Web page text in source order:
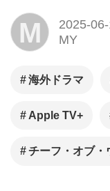
M
2025-
MY
海外ドラマ
Apple TV+
チーフ・オブ・